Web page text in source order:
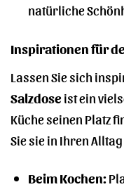
natürliche
Inspirationen für
Lassen Sie sich
Salzdoseist ein
Küche seinen Platz
Sie sie in Ihren
Beim Kochen: